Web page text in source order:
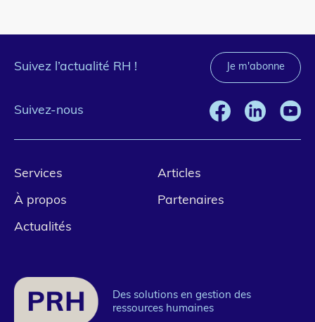
Suivez l’actualité RH ! Je m'abonne
Suivez-nous
Pied
de
page
Services Articles
À propos Partenaires
Actualités
Des solutions en gestion des
ressources humaines